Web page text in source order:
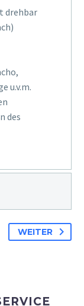
drehbar
u.v.m.
des
WEITER